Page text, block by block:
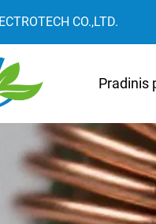
CO.,LTD.
Pradinis